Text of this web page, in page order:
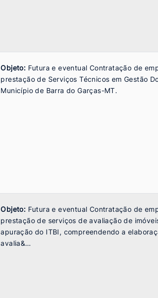
Objeto: Futura e eventual Contratação de
prestação de Serviços Técnicos em Gestão
Município de Barra do Garças-MT.
Objeto: Futura e eventual Contratação de
prestação de serviços de avaliação de
apuração do ITBI, compreendendo a
avalia&…